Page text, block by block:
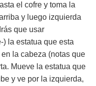
el cofre y toma la
y luego izquierda
que usar
) la estatua que esta
la cabeza (notas que
Mueve la estatua que
y ve por la izquierda,